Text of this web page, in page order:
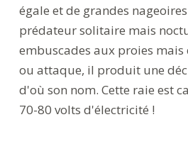
égale et de grandes
prédateur solitaire mais
embuscades aux proies mais
ou attaque, il produit une
d'où son nom. Cette raie est
70-80 volts d'électricité !